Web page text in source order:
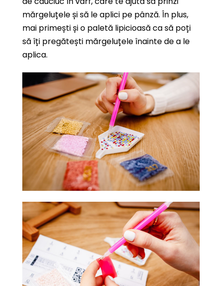
mărgeluțele și să le aplici pe pânză. În plus,
mai primești și o paletă lipicioasă ca să poți
să îți pregătești mărgeluțele înainte de a le
aplica.